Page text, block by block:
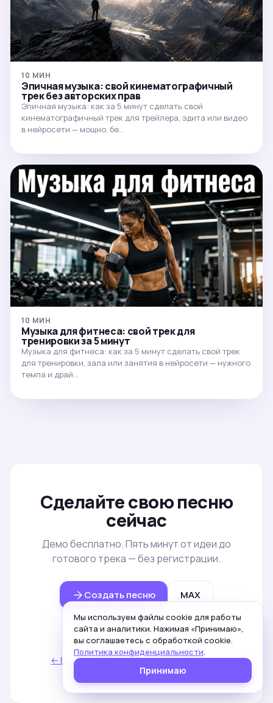
10 МИН
Эпичная музыка: свой кинематографичный
трек без авторских прав
Эпичная музыка: как за 5 минут сделать свой
кинематографичный трек для трейлера, эдита или видео
в нейросети — мощно, бе…
10 МИН
Музыка для фитнеса: свой трек для
тренировки за 5 минут
Музыка для фитнеса: как за 5 минут сделать свой трек
для тренировки, зала или занятия в нейросети — нужного
темпа и драй…
Сделайте свою песню
сейчас
Демо бесплатно. Пять минут от идеи до
готового трека — без регистрации.
Создать песню MAX
Telegram
← Вернуться к списку статей·На главную
Мы используем файлы cookie для работы
сайта и аналитики. Нажимая «Принимаю»,
вы соглашаетесь с обработкой cookie.
Политика конфиденциальности.
Принимаю